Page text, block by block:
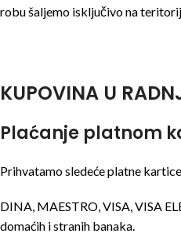
robu šaljemo isključivo na
KUPOVINA U
Plaćanje platnom
Prihvatamo sledeće platne
DINA, MAESTRO, VISA, VISA
domaćih i stranih banaka.